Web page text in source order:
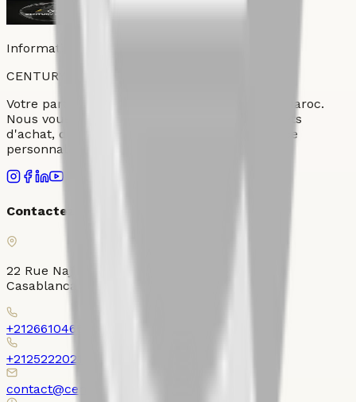
Informations fournies par Century 21 Ollier
CENTURY
Votre partenaire immobilier de confiance au Maroc.
Nous vous accompagnons dans tous vos projets
d'achat, de vente et de location avec un service
personnalisé et professionnel.
Contactez-nous
22 Rue Najib Mahfoud, Place Ollier, Gauthier,
Casablanca 20000
+212661046526
+212522202120
contact@century21ollier.com